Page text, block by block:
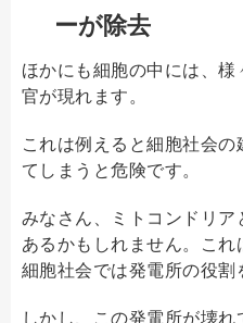
ーが除去
ほかにも細胞の中には、
官が現れます。
これは例えると細胞社会
てしまうと危険です。
みなさん、ミトコンドリ
あるかもしれません。これ
細胞社会では発電所の役割
しかし、この発電所が壊